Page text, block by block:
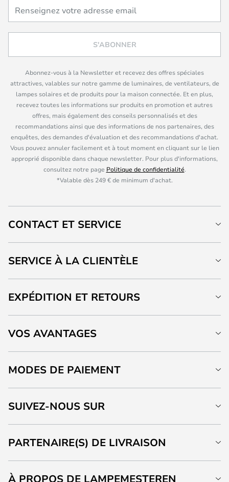
S'ABONNER
Abonnez-vous à la Newsletter et recevez des offres spéciales
attractives, valables sur notre gamme de luminaires, de ventilateurs, de
lampes solaires et de produits pour la maison connectée. Et en plus,
recevez toutes les informations sur produits en promotion et autres
offres, mais également des conseils personnalisés et des
recommandations ainsi que des informations de nos partenaires, des
enquêtes, des demandes d'évaluation et des recommandations d'achat.
Vous pouvez annuler facilement et à tout moment en cliquant sur le lien
approprié disponible dans chaque newsletter. Pour plus d'informations,
consultez notre page Politique de confidentialité.
*Valable dès 249 € de minimum d'achat.
CONTACT ET SERVICE
SERVICE À LA CLIENTÈLE
EXPÉDITION ET RETOURS
VOS AVANTAGES
MODES DE PAIEMENT
SUIVEZ-NOUS SUR
PARTENAIRE(S) DE LIVRAISON
À PROPOS DE LAMPEMESTEREN